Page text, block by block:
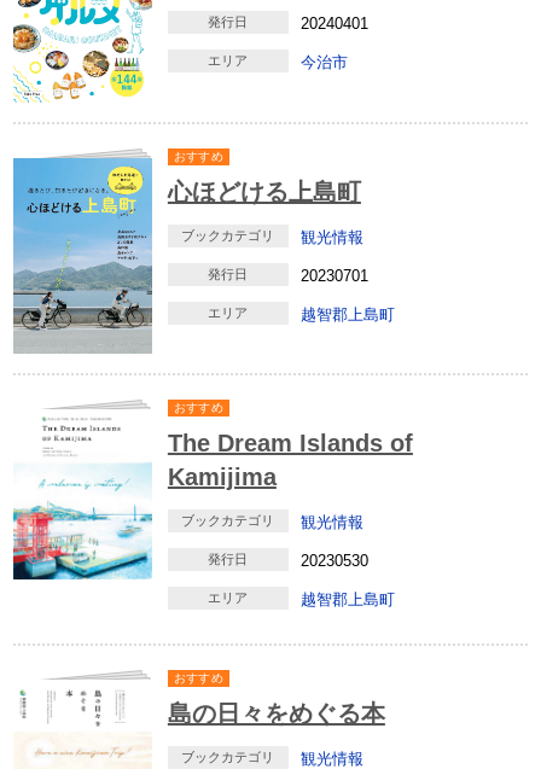
発行日 20240401
エリア 今治市
おすすめ
心ほどける上島町
ブックカテゴリ 観光情報
発行日 20230701
エリア 越智郡上島町
おすすめ
The Dream Islands of
Kamijima
ブックカテゴリ 観光情報
発行日 20230530
エリア 越智郡上島町
おすすめ
島の日々をめぐる本
ブックカテゴリ 観光情報